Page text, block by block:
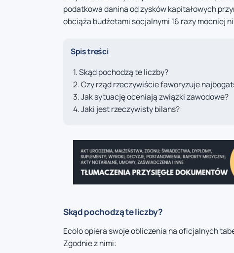
podatkowa danina od zysków kapitałowych
obciąża budżetami socjalnymi 16 razy mocniej
Spis treści
Skąd pochodzą te liczby?
Czy rząd rzeczywiście faworyzuje
Jak sytuację oceniają związki zawodowe?
Jaki jest rzeczywisty bilans?
Skąd pochodzą te liczby?
Ecolo opiera swoje obliczenia na oficjalnych
Zgodnie z nimi: